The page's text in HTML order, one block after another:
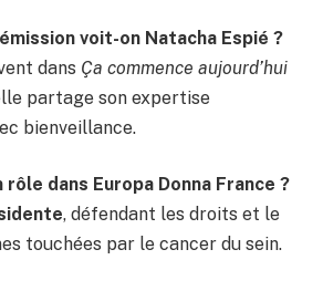
voit-on Natacha Espié ?
dans Ça commence aujourd’hui
partage son expertise
bienveillance.
rôle dans Europa Donna France ?
, défendant les droits et le
touchées par le cancer du sein.